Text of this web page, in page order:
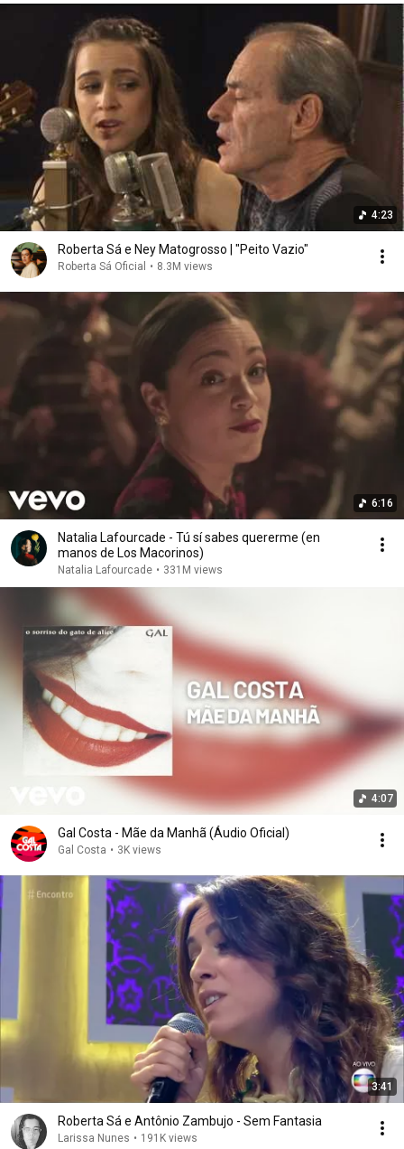
4:23
Roberta Sá e Ney Matogrosso | "Peito Vazio"
Roberta Sá Oficial • 8.3M views
6:16
Natalia Lafourcade - Tú sí sabes quererme (en
manos de Los Macorinos)
Natalia Lafourcade • 331M views
4:07
Gal Costa - Mãe da Manhã (Áudio Oficial)
Gal Costa • 3K views
3:41
Roberta Sá e Antônio Zambujo - Sem Fantasia
Larissa Nunes • 191K views